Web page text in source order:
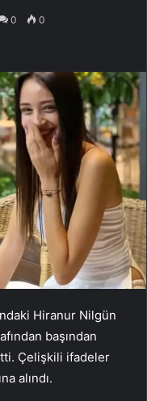
0 0
Hiranur Nilgün
başından
Çelişkili ifadeler
alındı.